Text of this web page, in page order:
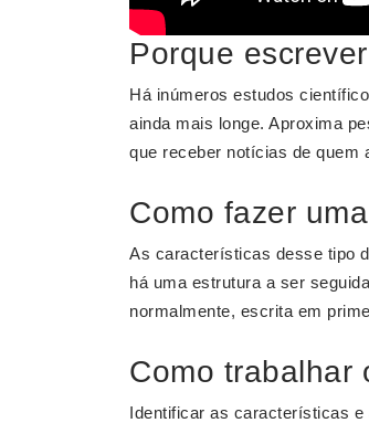
Porque
Há inúmeros estudos
ainda mais longe. Aproxima
que receber notícias de quem
Como fazer
As características desse tipo
há uma estrutura a ser
normalmente, escrita em
Como trabalhar
Identificar as características e